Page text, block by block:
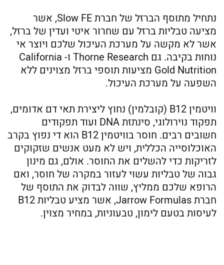
נתחיל מתוסף הברזל של חברת Slow FE, אשר
מציעה טבליות ברזל עם שחרור איטי ועדין של ברזל,
אשר לא מקשה על מערכת העיכול שלכם ויוצר אי
נוחות בקיבה. גם Thorne Research ו- California
Gold Nutrition מציעות תוספי ברזל מצוינים ללא
השפעה על מערכת העיכול.
וויטמין B12 (קובלמין) נחוץ ליצירת תאי דם אדומים,
תפקוד נוירולוגי, סינתזת DNA ועוד תפקודים
חשובים רבים. חוסר בוויטמין B12 הוא די נפוץ בקרב
האוכלוסייה הכללית, ויש לא מעט אנשים שזקוקים
לזריקות כדי להשלים את החוסר. אולם, גם מינון
גבוה של טבליות עשוי לעזור במקרה של חוסר, ואם
הרופא שלכם ממליץ, שווה לבדוק את התוסף של
חברת Jarrow Formulas, אשר מציע טבליות B12
לעיסות בטעם לימון, טבעוניות, במחיר מצוין.